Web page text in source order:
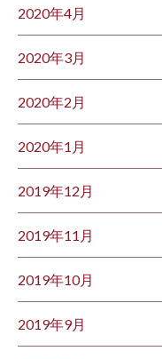
2020年4月
2020年3月
2020年2月
2020年1月
2019年12月
2019年11月
2019年10月
2019年9月